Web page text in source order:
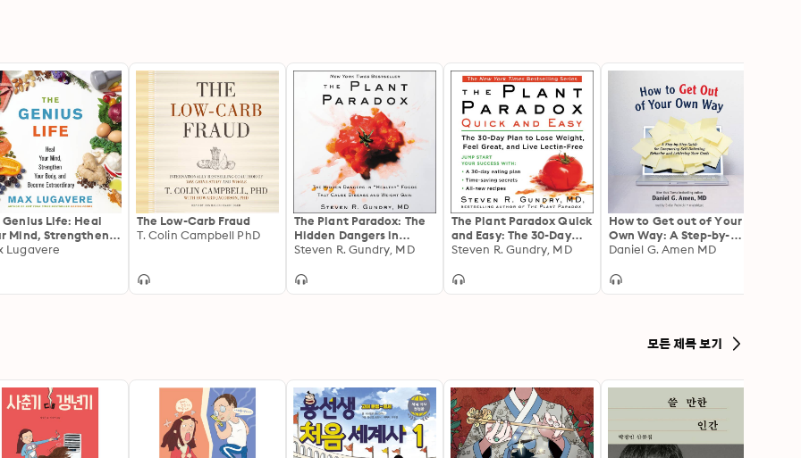
Genius Life: Heal
Mind, Strengthen
Body, and Become
Lugavere
The Low-Carb Fraud
T. Colin Campbell PhD
The Plant Paradox: The
Hidden Dangers in
'Healthy' Foods That
Weight Gain: The
Steven R. Gundry, MD
The Plant Paradox Quick
and Easy: The 30-Day
Plan to Lose Weight,
Lectin-Free
Steven R. Gundry, MD
How to Get out of Your
Own Way: A Step-by-
Step Guide for
Defeating Behavior and
Daniel G. Amen MD
모든 제목 보기